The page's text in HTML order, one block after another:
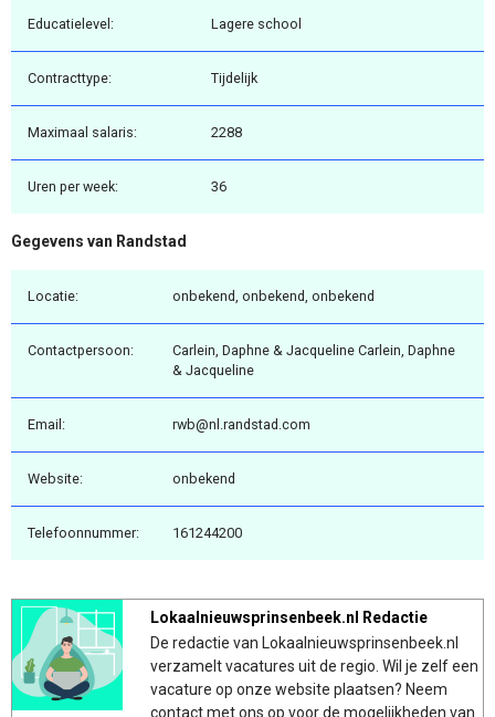
Educatielevel: Lagere school
Contracttype: Tijdelijk
Maximaal salaris: 2288
Uren per week: 36
Gegevens van Randstad
Locatie: onbekend, onbekend, onbekend
Contactpersoon:
Carlein, Daphne & Jacqueline Carlein, Daphne
& Jacqueline
Email: rwb@nl.randstad.com
Website: onbekend
Telefoonnummer: 161244200
Lokaalnieuwsprinsenbeek.nl Redactie
De redactie van Lokaalnieuwsprinsenbeek.nl
verzamelt vacatures uit de regio. Wil je zelf een
vacature op onze website plaatsen? Neem
contact met ons op voor de mogelijkheden van